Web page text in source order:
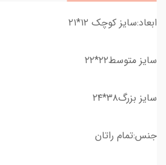
ابعاد:سایز کوچک ۱۲*۲۱
سایز متوسط۲۲*۲۲
سایز بزرگ۳۸*۲۴
جنس:تمام راتان